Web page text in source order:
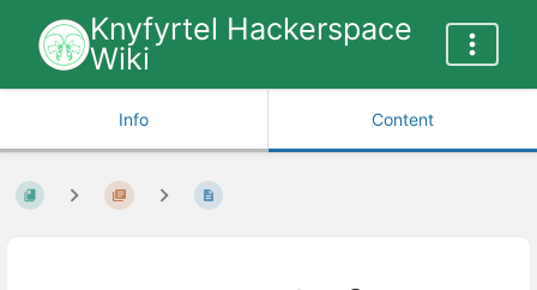
Knyfyrtel Hackerspace
Wiki
Info Content